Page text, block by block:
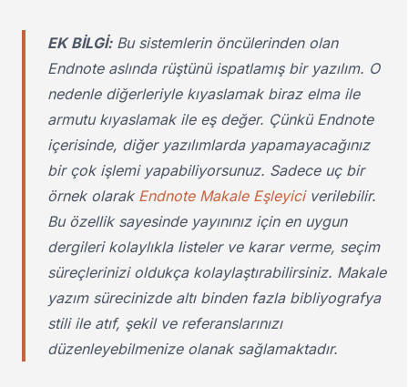
EK BİLGİ:Bu sistemlerin öncülerinden olan
Endnote aslında rüştünü ispatlamış bir yazılım. O
nedenle diğerleriyle kıyaslamak biraz elma ile
armutu kıyaslamak ile eş değer. Çünkü Endnote
içerisinde, diğer yazılımlarda yapamayacağınız
bir çok işlemi yapabiliyorsunuz. Sadece uç bir
örnek olarak Endnote Makale Eşleyici verilebilir.
Bu özellik sayesinde yayınınız için en uygun
dergileri kolaylıkla listeler ve karar verme, seçim
süreçlerinizi oldukça kolaylaştırabilirsiniz. Makale
yazım sürecinizde altı binden fazla bibliyografya
stili ile atıf, şekil ve referanslarınızı
düzenleyebilmenize olanak sağlamaktadır.